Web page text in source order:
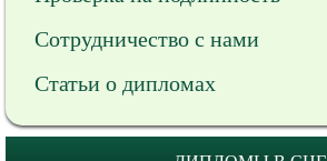
Сотрудничество с нами
Статьи о дипломах